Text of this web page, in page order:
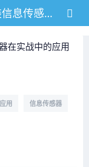
624. 洛克希德马丁公司地面伪装信息传感器在实战中的应用介绍
在实战中的应用
应用 信息传感器